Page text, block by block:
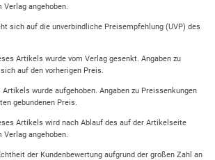
angehoben.
sich auf die unverbindliche Preisempfehlung (UVP) des
Artikels wurde vom Verlag gesenkt. Angaben zu
auf den vorherigen Preis.
wurde aufgehoben. Angaben zu Preissenkungen
gebundenen Preis.
Artikels wird nach Ablauf des auf der Artikelseite
angehoben.
der Kundenbewertung aufgrund der großen Zahl an